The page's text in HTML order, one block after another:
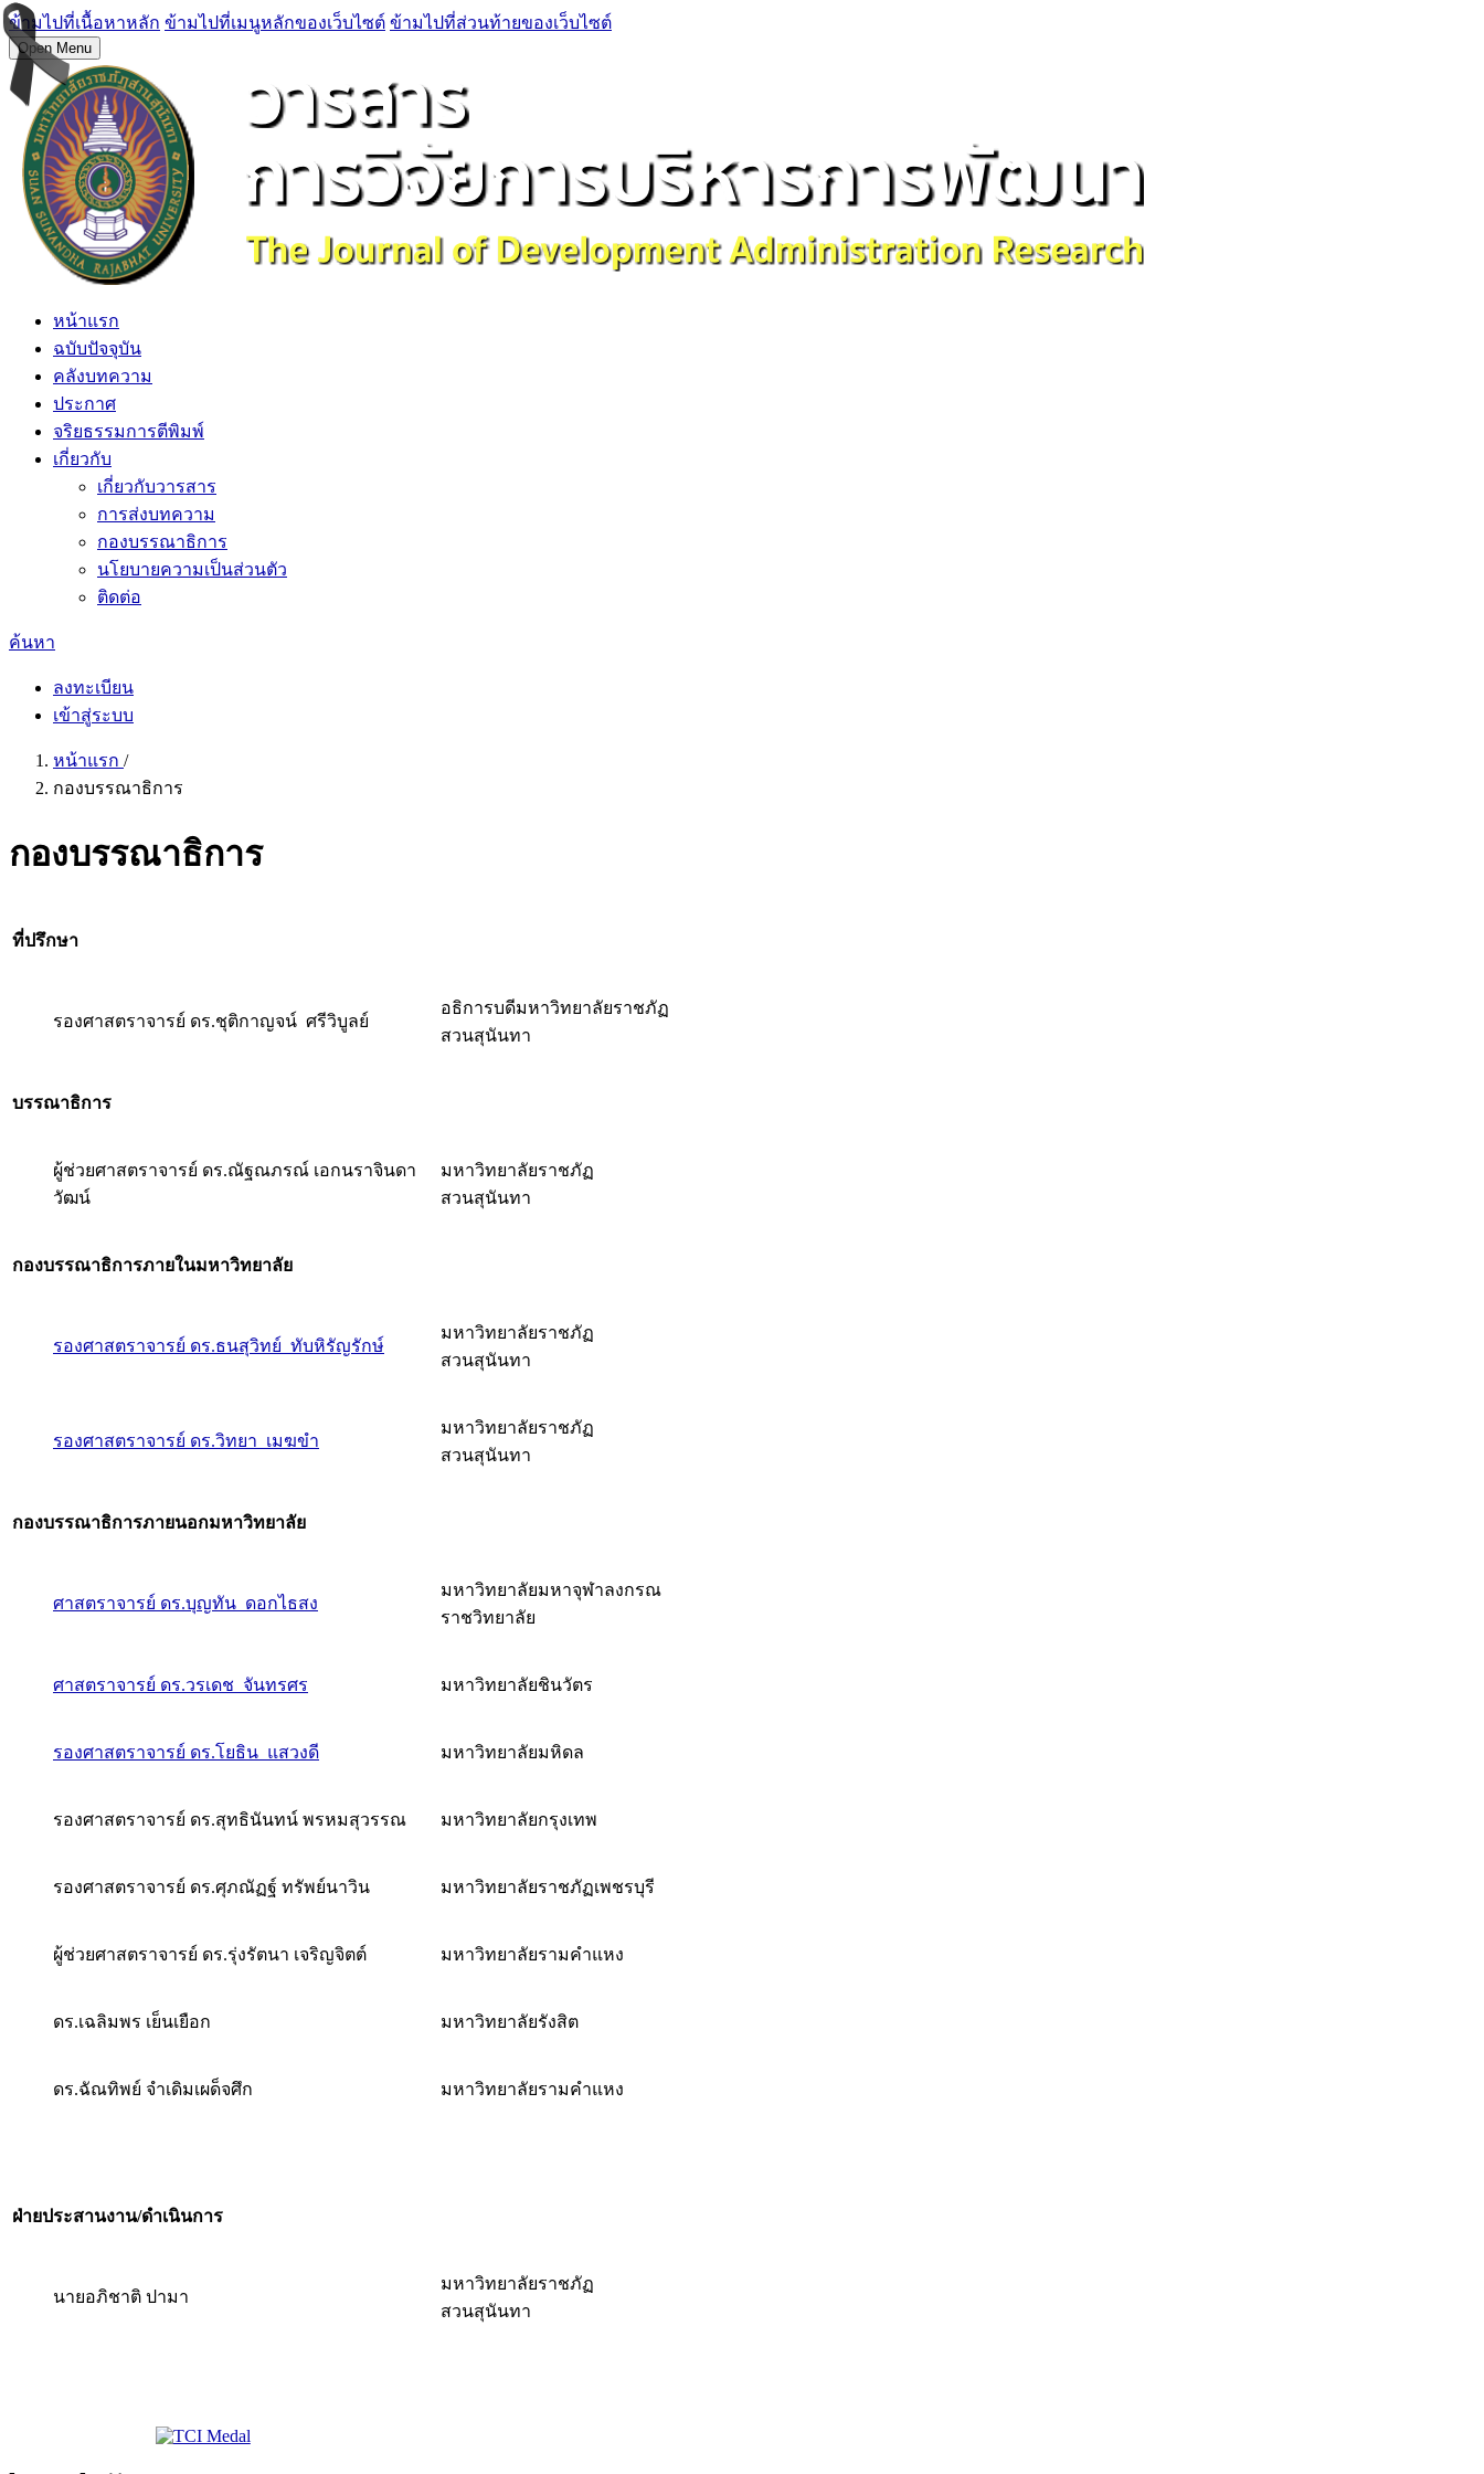
ข้ามไปที่เนื้อหาหลัก ข้ามไปที่เมนูหลักของเว็บไซต์ ข้ามไปที่ส่วนท้ายของเว็บไซต์
Open Menu
หน้าแรก
ฉบับปัจจุบัน
คลังบทความ
ประกาศ
จริยธรรมการตีพิมพ์
เกี่ยวกับ
เกี่ยวกับวารสาร
การส่งบทความ
กองบรรณาธิการ
นโยบายความเป็นส่วนตัว
ติดต่อ
ค้นหา
ลงทะเบียน
เข้าสู่ระบบ
หน้าแรก /
กองบรรณาธิการ
กองบรรณาธิการ
ที่ปรึกษา
รองศาสตราจารย์ ดร.ชุติกาญจน์ ศรีวิบูลย์
อธิการบดีมหาวิทยาลัยราชภัฏ
สวนสุนันทา
บรรณาธิการ
ผู้ช่วยศาสตราจารย์ ดร.ณัฐณภรณ์ เอกนราจินดา
วัฒน์
มหาวิทยาลัยราชภัฏ
สวนสุนันทา
กองบรรณาธิการภายในมหาวิทยาลัย
รองศาสตราจารย์ ดร.ธนสุวิทย์ ทับหิรัญรักษ์
มหาวิทยาลัยราชภัฏ
สวนสุนันทา
รองศาสตราจารย์ ดร.วิทยา เมฆขำ
มหาวิทยาลัยราชภัฏ
สวนสุนันทา
กองบรรณาธิการภายนอกมหาวิทยาลัย
ศาสตราจารย์ ดร.บุญทัน ดอกไธสง
มหาวิทยาลัยมหาจุฬาลงกรณ
ราชวิทยาลัย
ศาสตราจารย์ ดร.วรเดช จันทรศร มหาวิทยาลัยชินวัตร
รองศาสตราจารย์ ดร.โยธิน แสวงดี มหาวิทยาลัยมหิดล
รองศาสตราจารย์ ดร.สุทธินันทน์ พรหมสุวรรณ มหาวิทยาลัยกรุงเทพ
รองศาสตราจารย์ ดร.ศุภณัฏฐ์ ทรัพย์นาวิน มหาวิทยาลัยราชภัฏเพชรบุรี
ผู้ช่วยศาสตราจารย์ ดร.รุ่งรัตนา เจริญจิตต์ มหาวิทยาลัยรามคำแหง
ดร.เฉลิมพร เย็นเยือก มหาวิทยาลัยรังสิต
ดร.ฉัณทิพย์ จำเดิมเผด็จศึก มหาวิทยาลัยรามคำแหง
ฝ่ายประสานงาน/ดำเนินการ
นายอภิชาติ ปามา
มหาวิทยาลัยราชภัฏ
สวนสุนันทา